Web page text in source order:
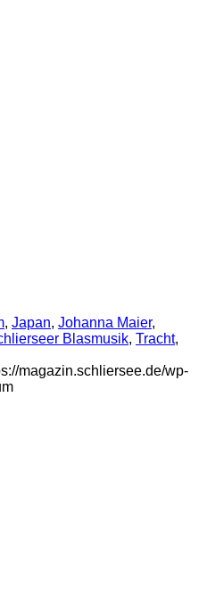
, Japan, Johanna Maier,
Blasmusik, Tracht,
magazin.schliersee.de/wp-